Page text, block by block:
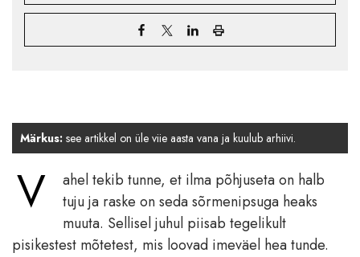
Märkus: see artikkel on üle viie aasta vana ja kuulub arhiivi.
V
ahel tekib tunne, et ilma põhjuseta on halb
tuju ja raske on seda sõrmenipsuga heaks
muuta. Sellisel juhul piisab tegelikult
pisikestest mõtetest, mis loovad imeväel hea tunde.